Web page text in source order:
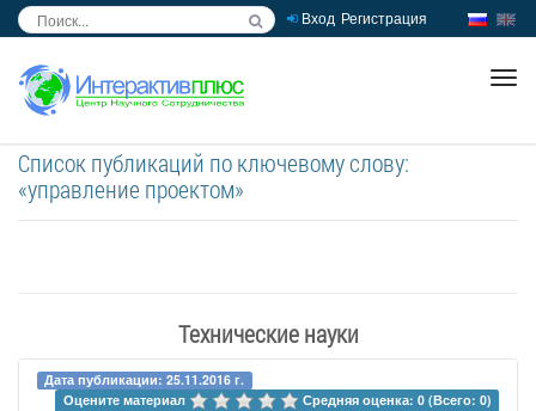
Вход Регистрация
Список публикаций по ключевому слову:
«управление проектом»
Технические науки
Дата публикации: 25.11.2016 г.
Оцените материал
Средняя оценка: 0 (Всего: 0)